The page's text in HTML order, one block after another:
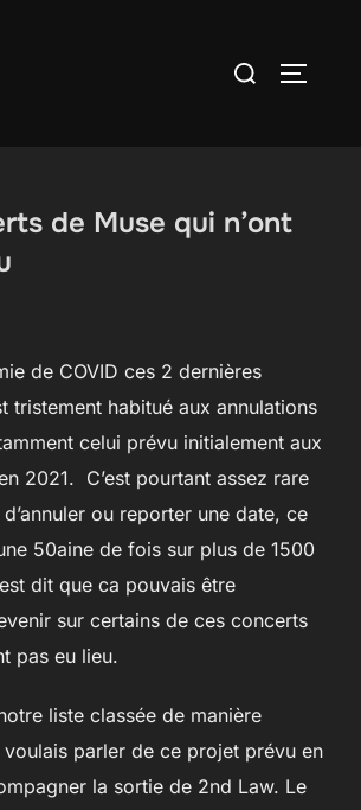
Rechercher :
de Muse qui n’ont
de COVID ces 2 dernières
tristement habitué aux annulations
celui prévu initialement aux
2021. C’est pourtant assez rare
ou reporter une date, ce
50aine de fois sur plus de 1500
dit que ca pouvais être
sur certains de ces concerts
pas eu lieu.
liste classée de manière
parler de ce projet prévu en
la sortie de 2nd Law. Le